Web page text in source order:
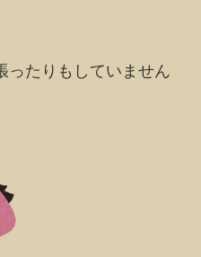
ったりもしていません